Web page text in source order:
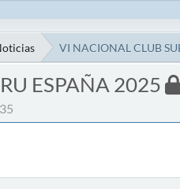
VI NACIONAL CLUB
ESPAÑA 2025